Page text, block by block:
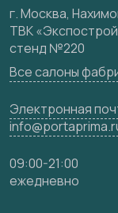
Карта сайта
г. Москва,
ТВК
стенд №220
Все салоны
Электронная
09:00-21:00
ежедневно